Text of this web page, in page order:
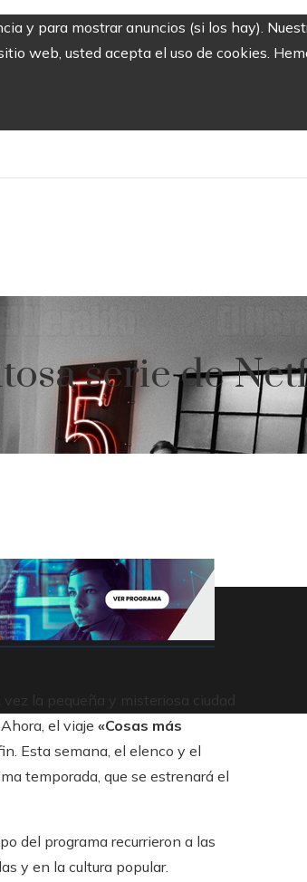
y para mostrar anuncios (si los hay).
web, usted acepta el uso de cookies.
serie de
la pequeña y misteriosa ciudad
el viaje «Cosas más
Esta semana, el elenco y el
temporada, que se estrenará el
del programa recurrieron a las
y en la cultura popular.